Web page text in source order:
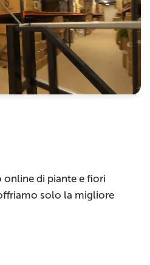
plastica di alta qualità
alta qualità
interni
sì
online di piante e fiori
solo la migliore